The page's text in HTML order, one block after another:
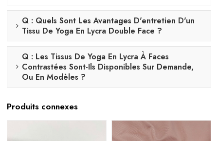
Q : Quels Sont Les Avantages D'entretien D'un
Tissu De Yoga En Lycra Double Face ?
Q : Les Tissus De Yoga En Lycra À Faces
Contrastées Sont-Ils Disponibles Sur Demande,
Ou En Modèles ?
Produits connexes